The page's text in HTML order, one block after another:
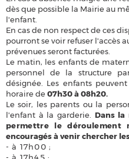
dès que possible la Mairie au
l'enfant.
En cas de non respect de ces
pourront se voir refuser l'accès
prévenues seront facturées.
Le matin, les enfants de
personnel de la structure
désignée. Les enfants
horaire de07h30 à 08h20.
Le soir, les parents ou la
l'enfant à la garderie. Dans la
permettre le déroulement
encouragés à venir chercher
-à 17h00 ;
-à 17h45 ;